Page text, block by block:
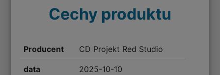
Cechy produktu
Producent CD Projekt Red Studio
data
2025-10-10